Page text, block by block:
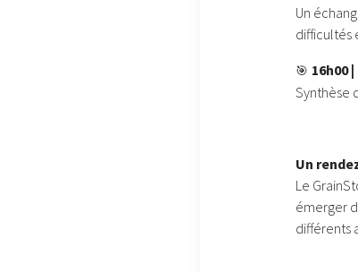
Un
difficultés
🎯 16h00
Synthèse
Un
Le
émerger
différents